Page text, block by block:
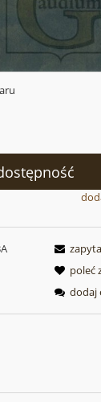
poleć
dodaj